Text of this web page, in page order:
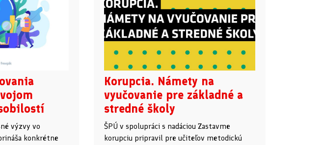
výzvy vo
konkrétne
Korupcia. Námety na
vyučovanie pre základné a
stredné školy
ŠPÚ v spolupráci s nadáciou Zastavme
korupciu pripravil pre učiteľov metodickú